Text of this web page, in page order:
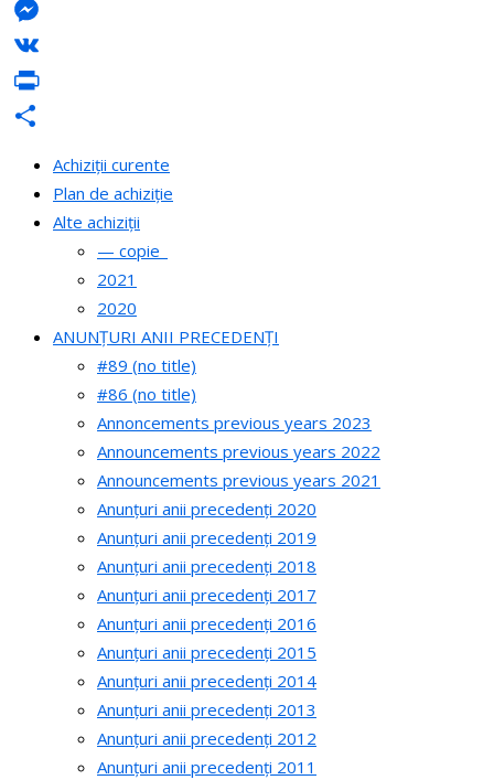
LinkedIn
Messenger
VK
PrintFriendly
Achiziții curente
Plan de achiziție
Alte achiziții
— copie_
2021
2020
ANUNȚURI ANII PRECEDENȚI
#89 (no title)
#86 (no title)
Annoncements previous years 2023
Announcements previous years 2022
Announcements previous years 2021
Anunțuri anii precedenți 2020
Anunțuri anii precedenți 2019
Anunțuri anii precedenți 2018
Anunțuri anii precedenți 2017
Anunțuri anii precedenți 2016
Anunțuri anii precedenți 2015
Anunțuri anii precedenți 2014
Anunțuri anii precedenți 2013
Anunțuri anii precedenți 2012
Anunțuri anii precedenți 2011